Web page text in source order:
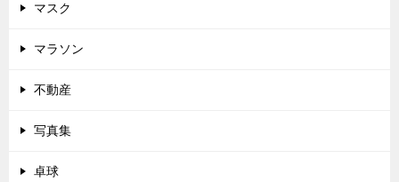
マスク
マラソン
不動産
写真集
卓球